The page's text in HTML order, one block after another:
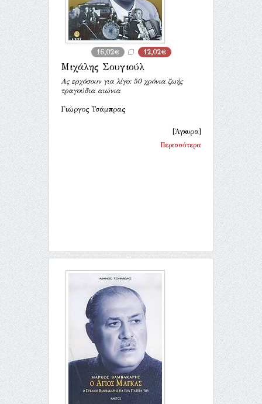
16,02€ 12,02€
Μιχάλης Σουγιούλ
Ας ερχόσουν για λίγο: 50 χρόνια ζωής
τραγούδια αιώνια
Γιώργος Τσάμπρας
[Άγκυρα]
Περισσότερα